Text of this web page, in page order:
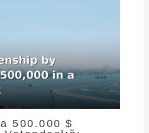
500.000 $